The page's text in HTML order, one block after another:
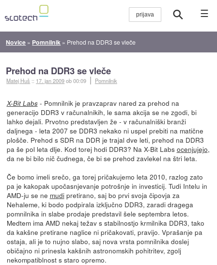
☰
Novice » Pomnilnik » Prehod na DDR3 se vleče
Prehod na DDR3 se vleče
Matej Huš :: 17. jan 2009ob 00:09 Pomnilnik
X-Bit Labs- Pomnilnik je pravzaprav nared za prehod na
generacijo DDR3 v računalnikih, le sama akcija se ne zgodi, bi
lahko dejali. Prvotno predstavljen že - v računalniški branži
daljnega - leta 2007 se DDR3 nekako ni uspel prebiti na matične
plošče. Prehod s SDR na DDR je trajal dve leti, prehod na DDR3
pa še pol leta dlje. Kod torej hodi DDR3? Na X-Bit Labs ocenjujejo,
da ne bi bilo nič čudnega, če bi se prehod zavlekel na štri leta.
Če bomo imeli srečo, ga torej pričakujemo leta 2010, razlog zato
pa je kakopak upočasnjevanje potrošnje in investicij. Tudi Intelu in
AMD-ju se ne mudipretirano, saj bo prvi svoja čipovja za
Nehaleme, ki bodo podpirala izključno DDR3, zaradi dragega
pomnilnika in slabe prodaje predstavil šele septembra letos.
Medtem ima AMD nekaj težav s stabilnostjo krmilnika DDR3, tako
da kakšne pretirane naglice ni pričakovati, pravijo. Vprašanje pa
ostaja, ali je to nujno slabo, saj nova vrsta pomnilnika doslej
običajno ni prinesla kakšnih astronomskih pohitritev, zgolj
nekompatiblnost s staro opremo.